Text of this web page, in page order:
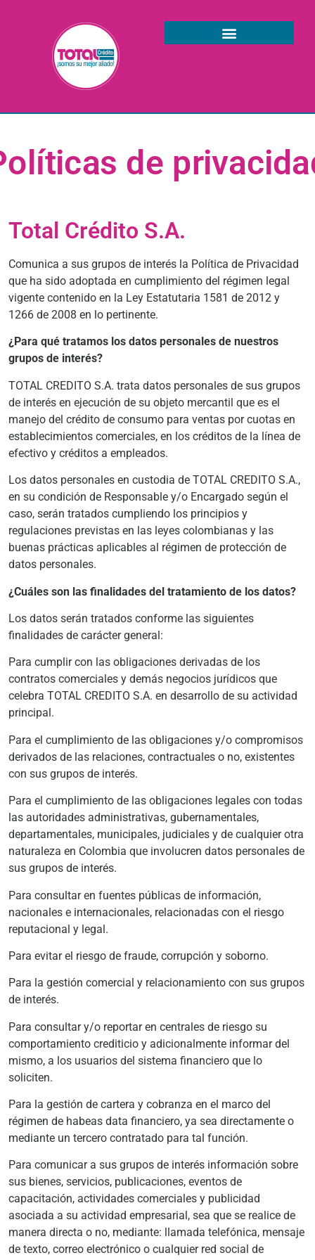
de
Total Crédito S.A.
Comunica a sus grupos de interés la Política de Privacidad
que ha sido adoptada en cumplimiento del régimen legal
vigente contenido en la Ley Estatutaria 1581 de 2012 y
1266 de 2008 en lo pertinente.
¿Para qué tratamos los datos personales de nuestros
grupos de interés?
TOTAL CREDITO S.A. trata datos personales de sus grupos
de interés en ejecución de su objeto mercantil que es el
manejo del crédito de consumo para ventas por cuotas en
establecimientos comerciales, en los créditos de la línea de
efectivo y créditos a empleados.
Los datos personales en custodia de TOTAL CREDITO S.A.,
en su condición de Responsable y/o Encargado según el
caso, serán tratados cumpliendo los principios y
regulaciones previstas en las leyes colombianas y las
buenas prácticas aplicables al régimen de protección de
datos personales.
¿Cuáles son las finalidades del tratamiento de los datos?
Los datos serán tratados conforme las siguientes
finalidades de carácter general:
Para cumplir con las obligaciones derivadas de los
contratos comerciales y demás negocios jurídicos que
celebra TOTAL CREDITO S.A. en desarrollo de su actividad
principal.
Para el cumplimiento de las obligaciones y/o compromisos
derivados de las relaciones, contractuales o no, existentes
con sus grupos de interés.
Para el cumplimiento de las obligaciones legales con todas
las autoridades administrativas, gubernamentales,
departamentales, municipales, judiciales y de cualquier otra
naturaleza en Colombia que involucren datos personales de
sus grupos de interés.
Para consultar en fuentes públicas de información,
nacionales e internacionales, relacionadas con el riesgo
reputacional y legal.
Para evitar el riesgo de fraude, corrupción y soborno.
Para la gestión comercial y relacionamiento con sus grupos
de interés.
Para consultar y/o reportar en centrales de riesgo su
comportamiento crediticio y adicionalmente informar del
mismo, a los usuarios del sistema financiero que lo
soliciten.
Para la gestión de cartera y cobranza en el marco del
régimen de habeas data financiero, ya sea directamente o
mediante un tercero contratado para tal función.
Para comunicar a sus grupos de interés información sobre
sus bienes, servicios, publicaciones, eventos de
capacitación, actividades comerciales y publicidad
asociada a su actividad empresarial, sea que se realice de
manera directa o no, mediante: llamada telefónica, mensaje
de texto, correo electrónico o cualquier red social de